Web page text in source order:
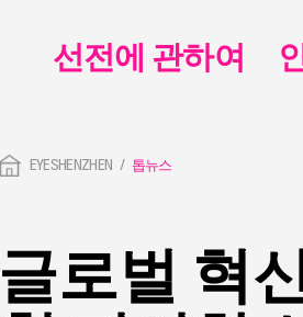
EYESHENZHEN 톱뉴스
글로벌 혁
선전에 관하여